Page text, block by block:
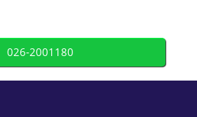
026-2001180